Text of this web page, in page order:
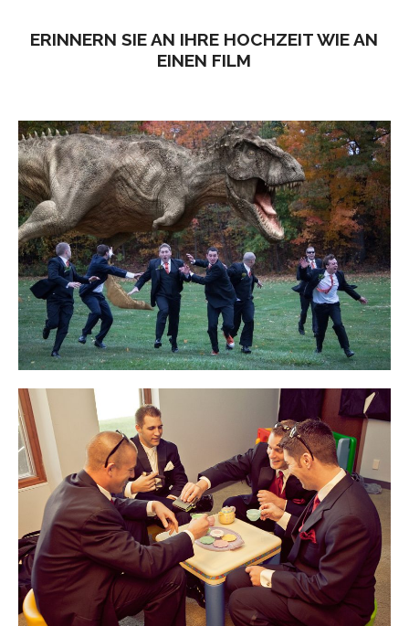
ERINNERN SIE AN IHRE HOCHZEIT WIE AN
EINEN FILM